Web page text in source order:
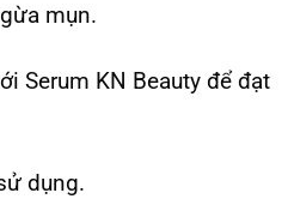
mụn.
Serum KN Beauty để đạt
dụng.